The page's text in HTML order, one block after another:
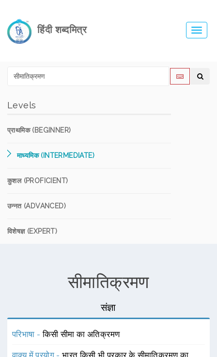
हिंदी शब्दमित्र
Levels
प्राथमिक (BEGINNER)
माध्यमिक (INTERMEDIATE)
कुशल (PROFICIENT)
उन्नत (ADVANCED)
विशेषज्ञ (EXPERT)
सीमातिक्रमण
संज्ञा
परिभाषा -किसी सीमा का अतिक्रमण
वाक्य में प्रयोग -भारत किसी भी प्रकार के सीमातिक्रमण का